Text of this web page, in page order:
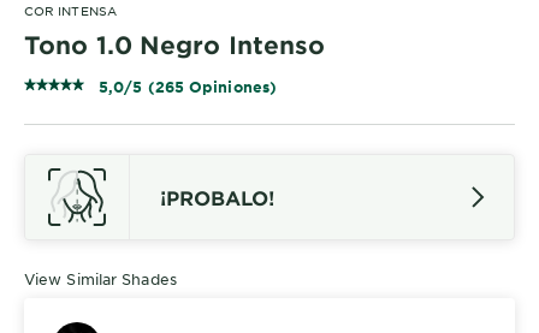
COR INTENSA
Tono 1.0 Negro Intenso
5,0/5 (265 Opiniones)
¡PROBALO!
View Similar Shades